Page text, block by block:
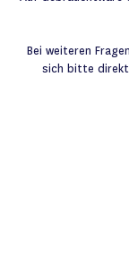
Bei weiteren
sich bitte